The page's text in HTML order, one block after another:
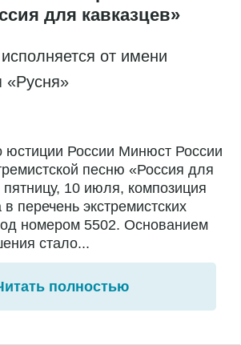
для кавказцев»
от имени
«Русня»
юстиции России Минюст России
песню «Россия для
пятницу, 10 июля, композиция
перечень экстремистских
номером 5502. Основанием
стало...
полностью